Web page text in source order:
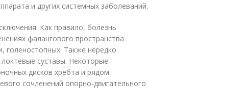
и других системных заболеваний.
Как правило, болезнь
фалангового пространства
голеностопных. Также нередко
суставы. Некоторые
дисков хребта и рядом
сочленений опорно-двигательного